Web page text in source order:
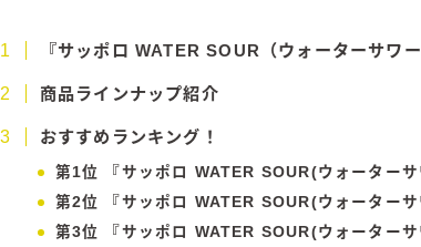
『サッポロ WATER SOUR（ウォーターサワ
商品ラインナップ紹介
おすすめランキング！
第1位 『サッポロ WATER SOUR(ウォーターサ
第2位 『サッポロ WATER SOUR(ウォーター
第3位 『サッポロ WATER SOUR(ウォーター